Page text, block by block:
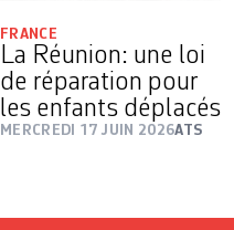
FRANCE
La Réunion: une loi
de réparation pour
les enfants déplacés
MERCREDI 17 JUIN 2026ATS